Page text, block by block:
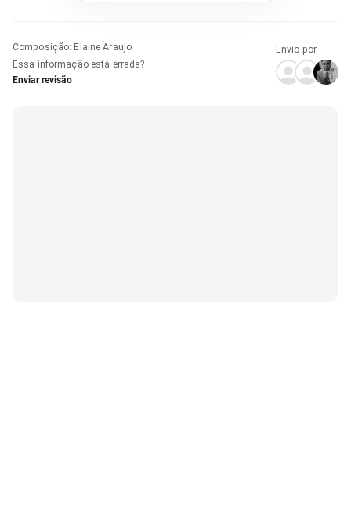
Composição: Elaine Araujo
Essa informação está errada?
Enviar revisão
Envio por